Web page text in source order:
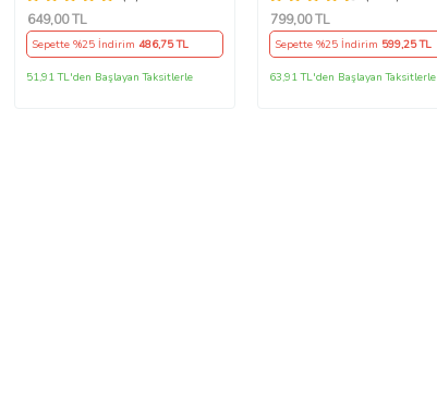
649,00 TL
Sepette %25 İndirim 486,75 TL
51,91 TL'den Başlayan Taksitlerle
Sevmiyor
799,00 TL
Sepette %25 İndirim 599,25 TL
63,91 TL'den Başlayan Taksitlerle